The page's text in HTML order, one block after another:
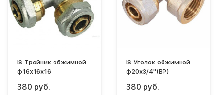
IS Тройник обжимной
ф16х16х16
380 руб.
IS Уголок обжимной
ф20х3/4"(ВР)
380 руб.